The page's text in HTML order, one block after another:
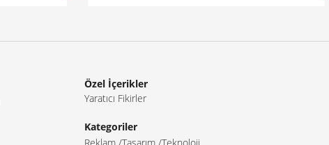
Özel İçerikler
Yaratıcı Fikirler
Kategoriler